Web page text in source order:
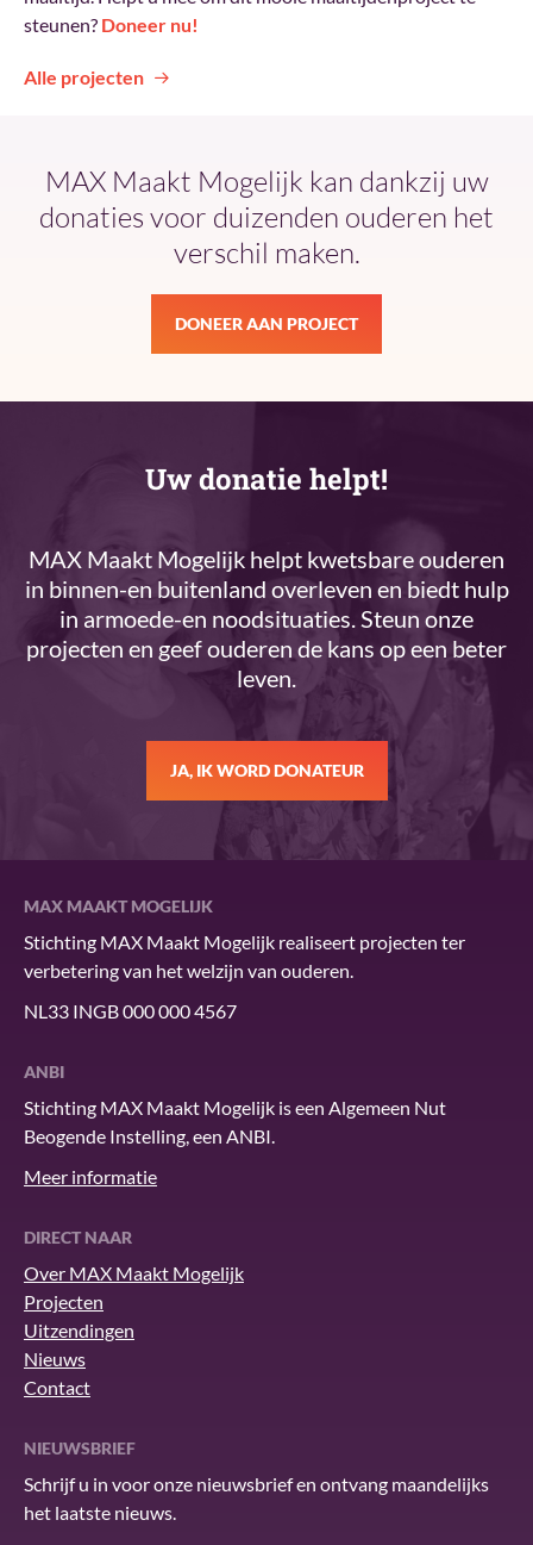
steunen? Doneer nu!
Alle projecten
MAX Maakt Mogelijk kan dankzij uw
donaties voor duizenden ouderen het
verschil maken.
DONEER AAN PROJECT
Uw donatie helpt!
MAX Maakt Mogelijk helpt kwetsbare ouderen
in binnen-en buitenland overleven en biedt hulp
in armoede-en noodsituaties. Steun onze
projecten en geef ouderen de kans op een beter
leven.
JA, IK WORD DONATEUR
MAX MAAKT MOGELIJK
Stichting MAX Maakt Mogelijk realiseert projecten ter
verbetering van het welzijn van ouderen.
NL33 INGB 000 000 4567
ANBI
Stichting MAX Maakt Mogelijk is een Algemeen Nut
Beogende Instelling, een ANBI.
Meer informatie
DIRECT NAAR
Over MAX Maakt Mogelijk
Projecten
Uitzendingen
Nieuws
Contact
NIEUWSBRIEF
Schrijf u in voor onze nieuwsbrief en ontvang maandelijks
het laatste nieuws.